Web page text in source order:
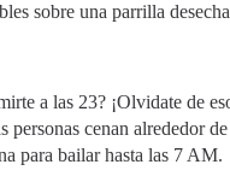
sobre una parrilla
a las 23? ¡Olvidate de
cenan alrededor
para bailar hasta las 7 AM.